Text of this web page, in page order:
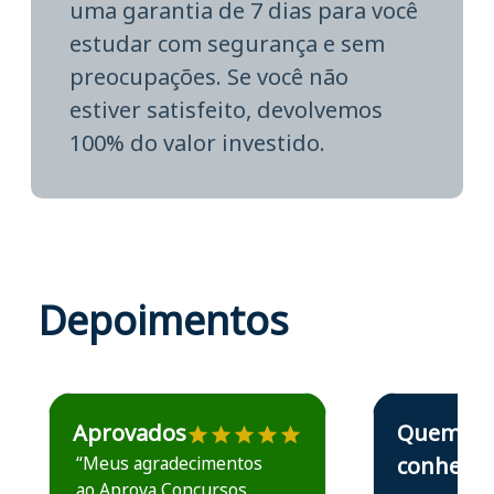
uma garantia de 7 dias para você
estudar com segurança e sem
preocupações. Se você não
estiver satisfeito, devolvemos
100% do valor investido.
Depoimentos
Estudante José recomenda o Aprova Concursos em
Aprovados
“Meus agradecimentos
Estudante Elais
Quem
conhece,